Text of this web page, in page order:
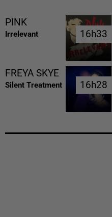
PINK
Irrelevant 16h33
16h33
FREYA SKYE
Silent Treatment 16h28
16h28